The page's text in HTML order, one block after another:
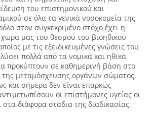
του επιστημονικού και
σε όλα τα γενικά νοσοκομεία της
στον συγκεκριμένο στόχο έχει η
μας του θεσμού του βιοηθικού
με τις εξειδικευμένες γνώσεις του
πολλά από τα νομικά και ηθικά
προκύπτουν σε καθημερινή βάση στο
της μεταμόσχευσης οργάνων σώματος,
και σήμερα δεν είναι επαρκώς
οι επιστήμονες υγείας οι
στα διάφορα στάδια της διαδικασίας.